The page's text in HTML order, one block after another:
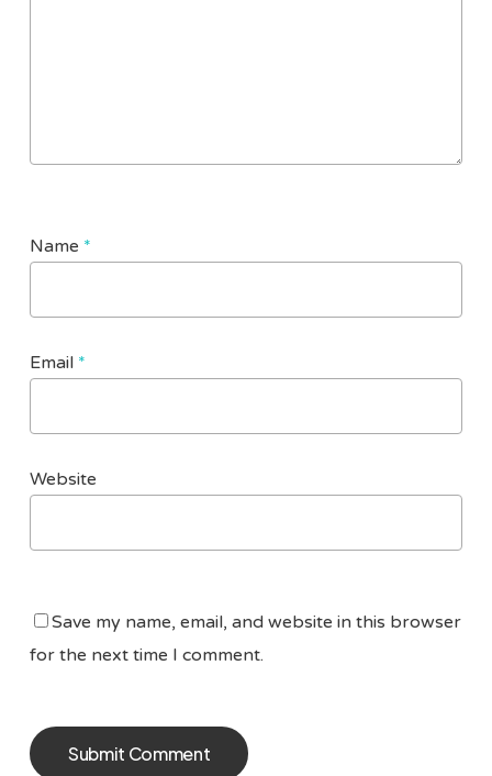
Name *
Email *
Website
Save my name, email, and website in this browser
for the next time I comment.